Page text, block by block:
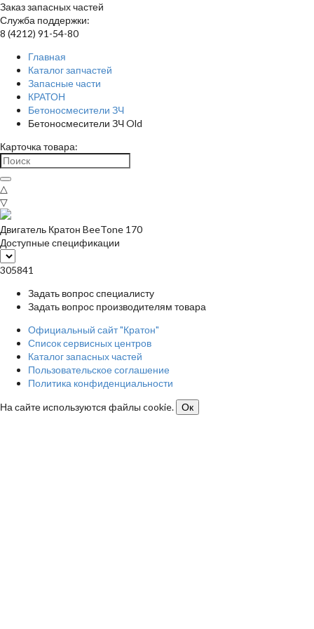
Заказ запасных частей
Служба поддержки:
8 (4212) 91-54-80
Главная
Каталог запчастей
Запасные части
КРАТОН
Бетоносмесители ЗЧ
Бетоносмесители ЗЧ Old
Карточка товара:
△
▽
Двигатель Кратон BeeTone 170
Доступные спецификации
305841
Задать вопрос специалисту
Задать вопрос производителям товара
Официальный сайт "Кратон"
Список сервисных центров
Каталог запасных частей
Пользовательское соглашение
Политика конфиденциальности
На сайте используются файлы cookie.
Ок